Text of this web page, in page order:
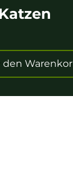
den